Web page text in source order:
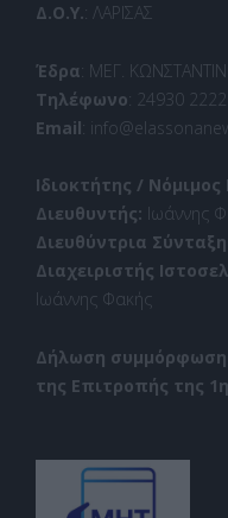
Δ.Ο.Υ.: ΛΑΡΙΣΑΣ
Έδρα: ΜΕΓ.
Τηλέφωνο: 24930
Email:
Ιδιοκτήτης /
Διευθυντής: Ιωάννης
Διευθύντρια
Διαχειριστής
Ιωάννης Φακής
Δήλωση
της Επιτροπής της